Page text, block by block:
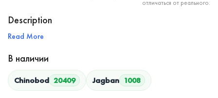
отличаться от реального.
Description
Read More
В наличии
Chinobod 20409 Jagban 1008